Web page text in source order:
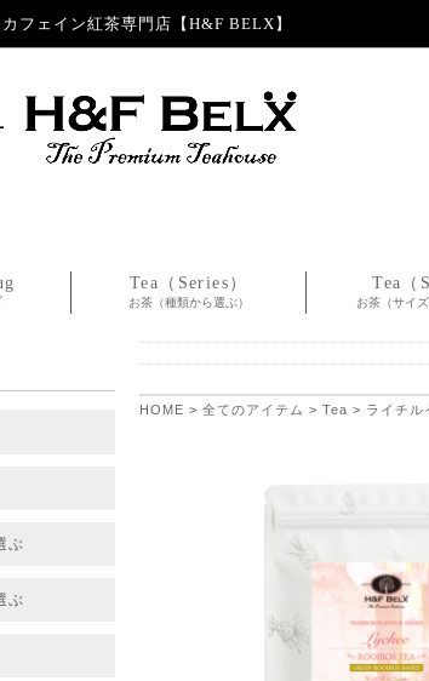
フェイン紅茶専門店【H&F BELX】
Tea（Series）
お茶（種類から選ぶ）
Tea（
お茶（サイ
ぶ
ぶ
HOME > 全てのアイテム > Tea > ライチル